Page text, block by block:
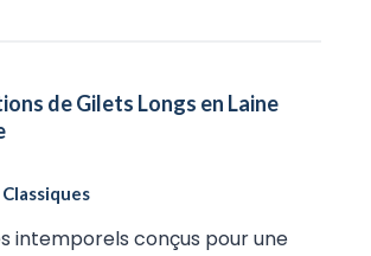
de Gilets Longs en Laine
intemporels conçus pour une